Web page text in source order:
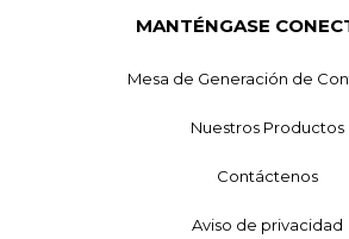
MANTÉNGASE
Mesa de Generación de
Nuestros Productos
Contáctenos
Aviso de privacidad